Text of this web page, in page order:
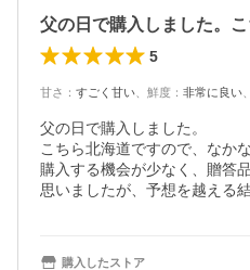
5
甘さ ： すごく甘い 鮮度 ： 非常に良い
父の日で購入しました。
こちら北海道ですので、なか
購入する機会が少なく、贈答
思いましたが、予想を越える
購入したストア